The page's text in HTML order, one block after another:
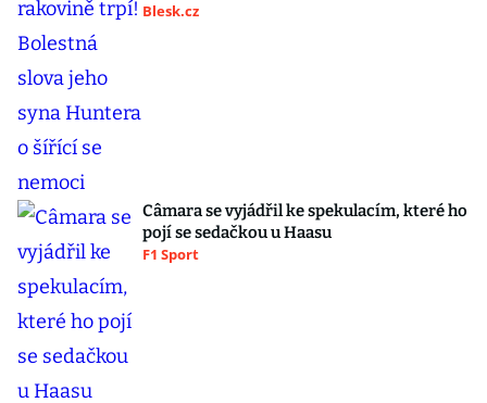
Blesk.cz
Câmara se vyjádřil ke spekulacím, které ho
pojí se sedačkou u Haasu
F1 Sport